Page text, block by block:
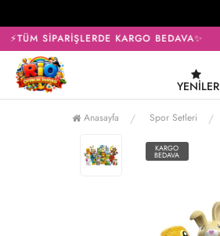
⚡TÜM SİPARİŞLERDE KARGO BEDAVA✨
YENILER
Anasayfa Spor Setleri
KARGO
BEDAVA